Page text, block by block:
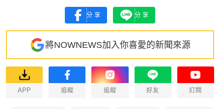
分享 分享
將NOWNEWS加入你喜愛的新聞來源
APP 追蹤 追蹤 好友 訂閱